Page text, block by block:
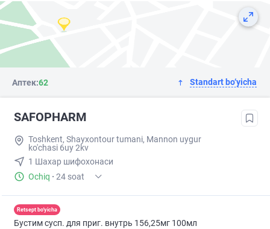
Аптек:62 Standart bo‘yicha
SAFOPHARM
Toshkent, Shayxontour tumani, Mannon uygur
ko'chasi 6uy 2kv
1 Шахар шифохонаси
Ochiq · 24 soat
Retsept bo'yicha
Бустим сусп. для приг. внутрь 156,25мг 100мл